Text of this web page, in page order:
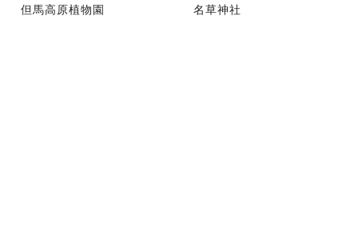
但馬高原植物園 名草神社